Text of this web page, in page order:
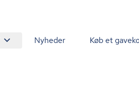
Nyheder Køb et